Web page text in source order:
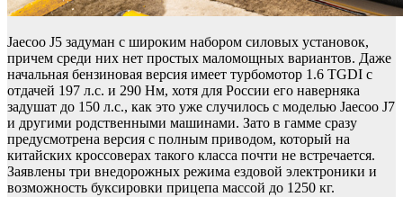
Jaecoo J5 задуман с широким набором силовых установок,
причем среди них нет простых маломощных вариантов. Даже
начальная бензиновая версия имеет турбомотор 1.6 TGDI с
отдачей 197 л.с. и 290 Нм, хотя для России его наверняка
задушат до 150 л.с., как это уже случилось с моделью Jaecoo J7
и другими родственными машинами. Зато в гамме сразу
предусмотрена версия с полным приводом, который на
китайских кроссоверах такого класса почти не встречается.
Заявлены три внедорожных режима ездовой электроники и
возможность буксировки прицепа массой до 1250 кг.